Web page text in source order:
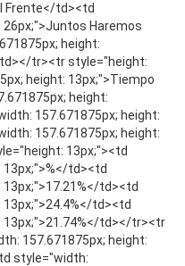
Frente</td><td
Haremos
height:
tr><tr style="height:
height: 13px;">Tiempo
height:
157.671875px; height:
157.671875px; height:
13px;"><td
td><td
td><td
td><td
13px;">21.74%</td></tr><tr
157.671875px; height:
style="width: